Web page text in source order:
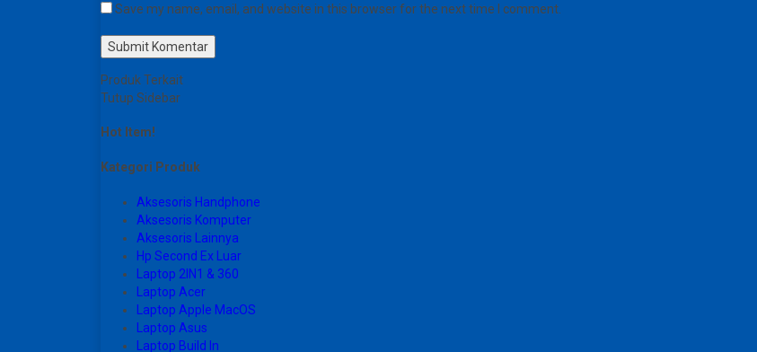
Save my name, email, and website in this browser for the next time I comment.
Produk Terkait
Tutup Sidebar
Hot Item!
Kategori Produk
Aksesoris Handphone
Aksesoris Komputer
Aksesoris Lainnya
Hp Second Ex Luar
Laptop 2IN1 & 360
Laptop Acer
Laptop Apple MacOS
Laptop Asus
Laptop Build In